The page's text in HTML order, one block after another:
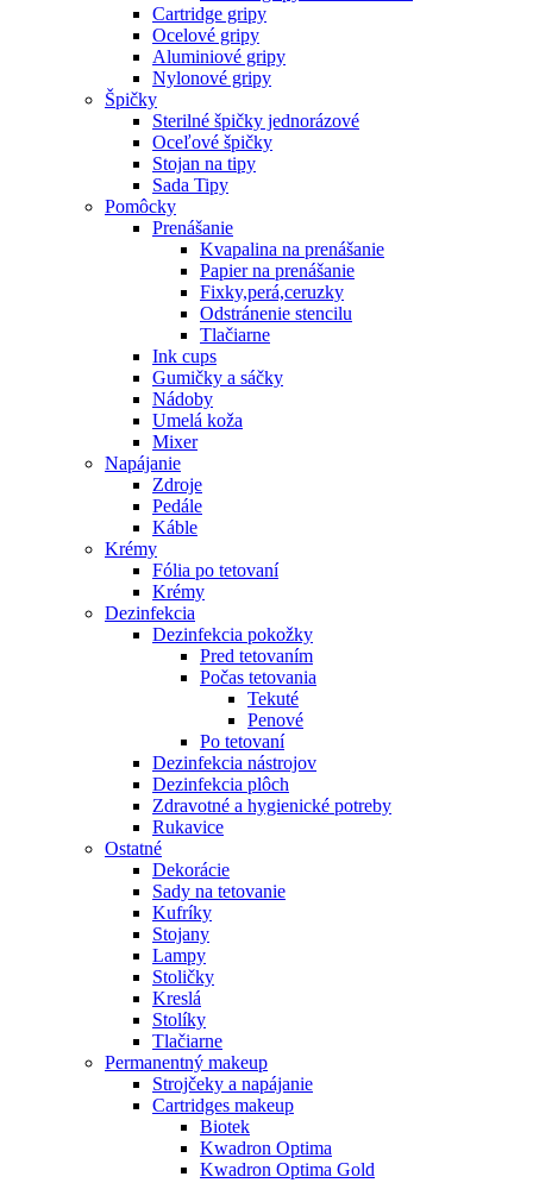
Cartridge gripy
Ocelové gripy
Aluminiové gripy
Nylonové gripy
Špičky
Sterilné špičky jednorázové
Oceľové špičky
Stojan na tipy
Sada Tipy
Pomôcky
Prenášanie
Kvapalina na prenášanie
Papier na prenášanie
Fixky,perá,ceruzky
Odstránenie stencilu
Tlačiarne
Ink cups
Gumičky a sáčky
Nádoby
Umelá koža
Mixer
Napájanie
Zdroje
Pedále
Káble
Krémy
Fólia po tetovaní
Krémy
Dezinfekcia
Dezinfekcia pokožky
Pred tetovaním
Počas tetovania
Tekuté
Penové
Po tetovaní
Dezinfekcia nástrojov
Dezinfekcia plôch
Zdravotné a hygienické potreby
Rukavice
Ostatné
Dekorácie
Sady na tetovanie
Kufríky
Stojany
Lampy
Stoličky
Kreslá
Stolíky
Tlačiarne
Permanentný makeup
Strojčeky a napájanie
Cartridges makeup
Biotek
Kwadron Optima
Kwadron Optima Gold